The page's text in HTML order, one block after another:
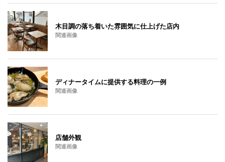
木目調の落ち着いた雰囲気に仕上げた店内
関連画像
ディナータイムに提供する料理の一例
関連画像
店舗外観
関連画像